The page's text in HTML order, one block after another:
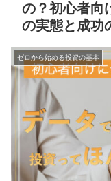
の？初心者向
の実態と成功
ゼロから始める投資の基本